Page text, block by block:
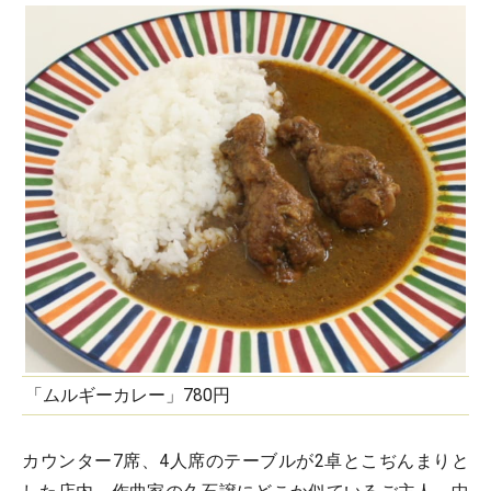
「ムルギーカレー」780円
カウンター7席、4人席のテーブルが2卓とこぢんまりと